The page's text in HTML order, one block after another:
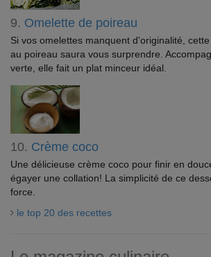
9. Omelette de poireau
Si vos omelettes manquent d'originalité,
au poireau saura vous surprendre.
verte, elle fait un plat minceur idéal.
10. Crème coco
Une délicieuse crème coco pour finir en
égayer une collation! La simplicité de ce
force.
le top 20 des recettes